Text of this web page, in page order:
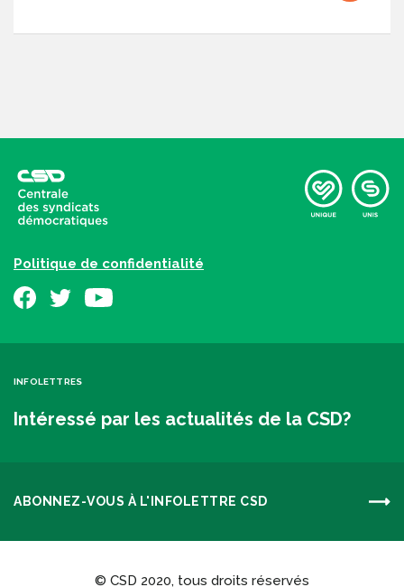
Politique de confidentialité
INFOLETTRES
Intéressé par les actualités de la CSD?
ABONNEZ-VOUS À L'INFOLETTRE CSD
© CSD 2020, tous droits réservés